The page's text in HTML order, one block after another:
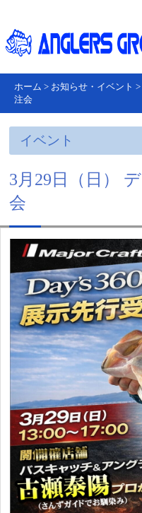
ホーム > お知らせ・イベント >
注会
イベント
3月29日（日）
会